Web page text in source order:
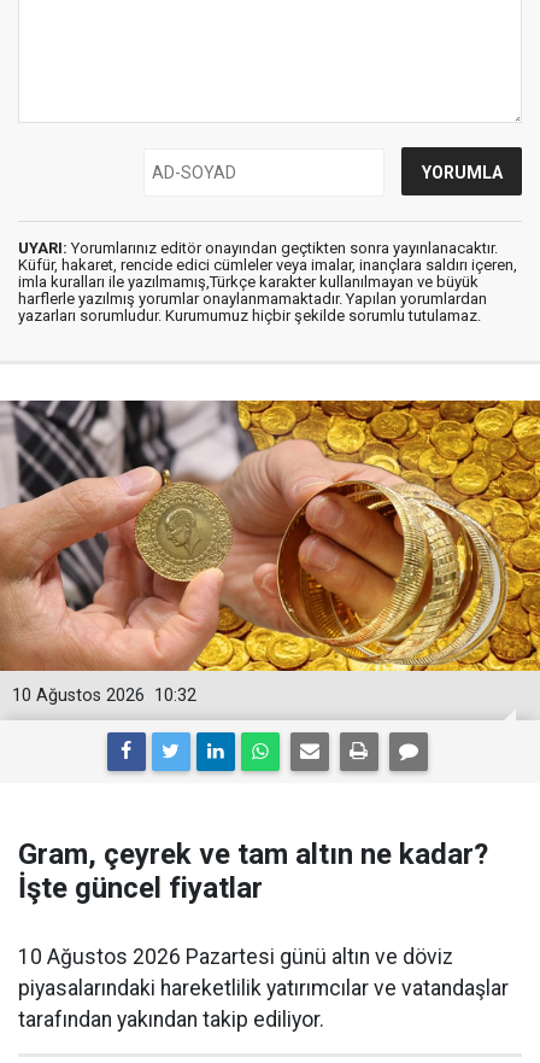
UYARI: Yorumlarınız editör onayından geçtikten sonra yayınlanacaktır.
Küfür, hakaret, rencide edici cümleler veya imalar, inançlara saldırı içeren,
imla kuralları ile yazılmamış,Türkçe karakter kullanılmayan ve büyük
harflerle yazılmış yorumlar onaylanmamaktadır. Yapılan yorumlardan
yazarları sorumludur. Kurumumuz hiçbir şekilde sorumlu tutulamaz.
10:32
10 Ağustos 2026
Gram, çeyrek ve tam altın ne kadar?
İşte güncel fiyatlar
10 Ağustos 2026 Pazartesi günü altın ve döviz
piyasalarındaki hareketlilik yatırımcılar ve vatandaşlar
tarafından yakından takip ediliyor.